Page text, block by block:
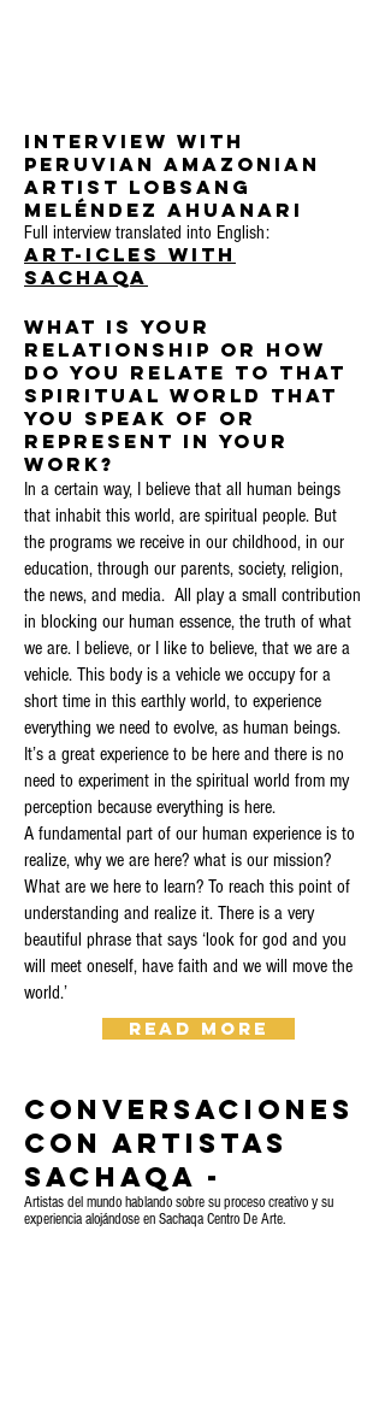
Interview with
Peruvian Amazonian
artist Lobsang
Meléndez Ahuanari
Full interview translated into English:
Art-Icles with
Sachaqa
What is your
relationship or how
do you relate to that
spiritual world that
you speak of or
represent in your
work?
In a certain way, I believe that all human beings
that inhabit this world, are spiritual people. But
the programs we receive in our childhood, in our
education, through our parents, society, religion,
the news, and media. All play a small contribution
in blocking our human essence, the truth of what
we are. I believe, or I like to believe, that we are a
vehicle. This body is a vehicle we occupy for a
short time in this earthly world, to experience
everything we need to evolve, as human beings.
It’s a great experience to be here and there is no
need to experiment in the spiritual world from my
perception because everything is here.
A fundamental part of our human experience is to
realize, why we are here? what is our mission?
What are we here to learn? To reach this point of
understanding and realize it. There is a very
beautiful phrase that says ‘look for god and you
will meet oneself, have faith and we will move the
world.’
Read More
Conversaciones
con Artistas
Sachaqa -
Artistas del mundo hablando sobre su proceso creativo y su
experiencia alojándose en Sachaqa Centro De Arte.